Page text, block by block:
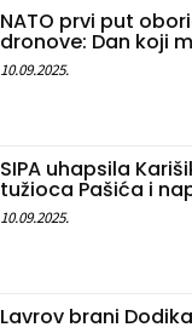
NATO prvi put
dronove: Dan koji
10.09.2025.
SIPA uhapsila
tužioca Pašića i
10.09.2025.
Lavrov brani